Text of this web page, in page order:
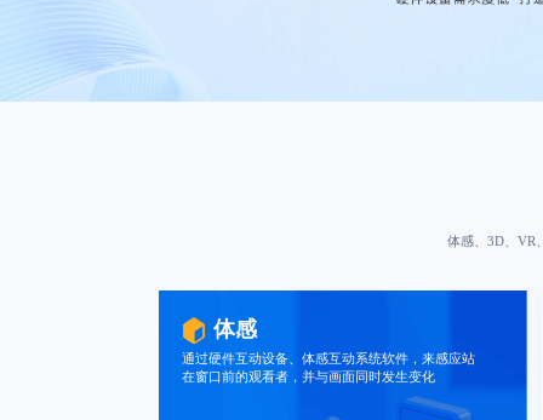
体感、3D、VR
体感
通过硬件互动设备、体感互动系统软件，来感应站
在窗口前的观看者，并与画面同时发生变化